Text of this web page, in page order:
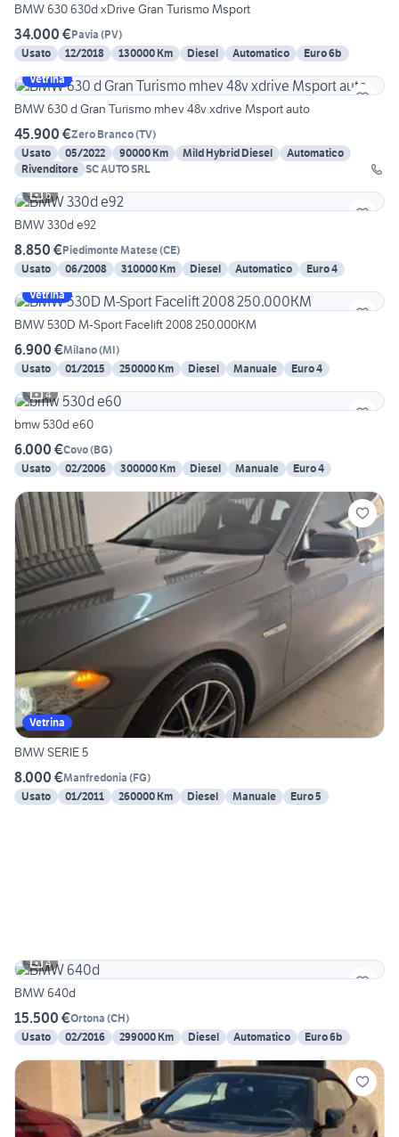
BMW 630 630d xDrive Gran Turismo Msport
34.000 €Pavia (PV)
Usato
12/2018 130000 Km Diesel Automatico
Euro 6b
Vetrina
BMW 630 d Gran Turismo mhev 48v xdrive Msport auto
45.900 €Zero Branco(TV)
Usato
05/2022 90000 Km Mild Hybrid Diesel
Automatico
Rivenditore SC AUTO SRL
6
BMW 330d e92
8.850 €Piedimonte Matese(CE)
Usato
06/2008 310000 Km Diesel Automatico
Euro 4
Vetrina
BMW 530D M-Sport Facelift 2008 250.000KM
6.900 €Milano(MI)
Usato
01/2015 250000 Km Diesel Manuale
Euro 4
4
bmw 530d e60
6.000 €Covo(BG)
Usato
02/2006 300000 Km Diesel Manuale Euro 4
Vetrina
BMW SERIE 5
8.000 €Manfredonia (FG)
Usato
01/2011 260000 Km Diesel Manuale Euro 5
4
BMW 640d
15.500 €Ortona (CH)
Usato
02/2016 299000 Km Diesel Automatico Euro 6b